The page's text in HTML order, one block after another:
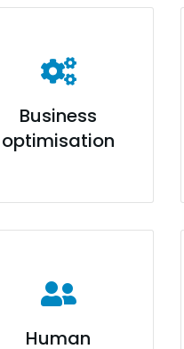
Business
optimisation
Human